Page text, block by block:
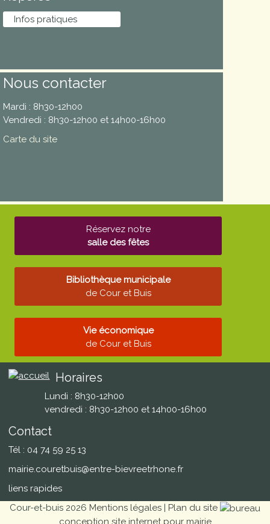
Infos pratiques
Nous contacter
Mardi : 8h30-12h00
Vendredi : 8h30-12h00 et 14h00-16h00
Carte du site
Réservez notre
salle des fêtes
Bibliothèque municipale
de Cour et Buis
Vie économique
de Cour et Buis
Horaires
Lundi : 8h30-12h00
vendredi : 8h30-12h00 et 14h00-16h00
Contact
Tél : 04 74 59 25 13
mairie.couretbuis@entre-bievreetrhone.fr
liens rapides
Cour-et-buis 2026 Mentions légales | Plan du site
conception site internet pour mairie